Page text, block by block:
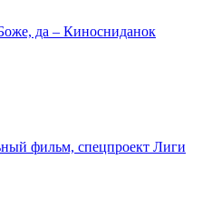
да – Киносниданок
фильм, спецпроект Лиги